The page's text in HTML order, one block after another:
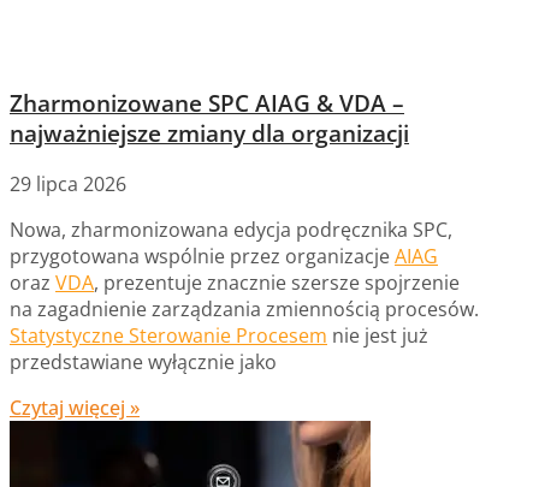
Zharmonizowane SPC AIAG & VDA –
najważniejsze zmiany dla organizacji
29 lipca 2026
Nowa, zharmonizowana edycja podręcznika SPC,
przygotowana wspólnie przez organizacjeAIAG
oraz VDA, prezentuje znacznie szersze spojrzenie
na zagadnienie zarządzania zmiennością procesów.
Statystyczne Sterowanie Procesem nie jest już
przedstawiane wyłącznie jako
Czytaj więcej »